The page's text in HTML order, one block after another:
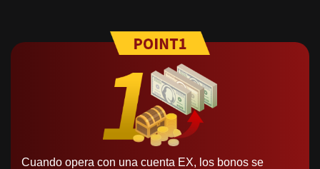
Cuando opera con una cuenta EX, los bonos se